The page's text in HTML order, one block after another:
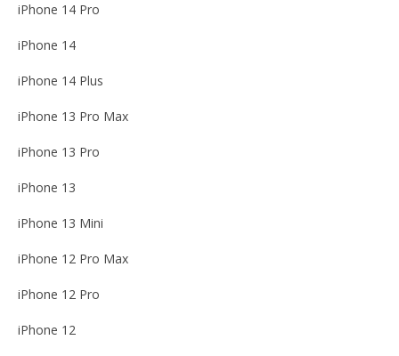
iPhone 14 Pro
iPhone 14
iPhone 14 Plus
iPhone 13 Pro Max
iPhone 13 Pro
iPhone 13
iPhone 13 Mini
iPhone 12 Pro Max
iPhone 12 Pro
iPhone 12